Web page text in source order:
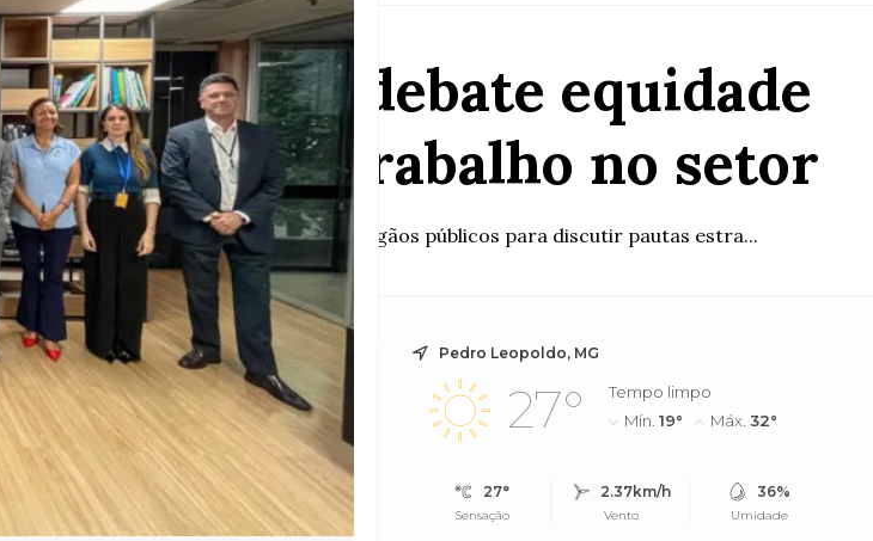
Portuários debate equidade
de trabalho no setor
reuniu entidades representativas e órgãos públicos para discutir pautas estra...
Pedro Leopoldo, MG
27°
Tempo limpo
Mín.19° Máx.32°
27°
Sensação
2.37km/h
Vento
36%
Umidade